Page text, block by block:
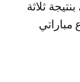
ثلاثة